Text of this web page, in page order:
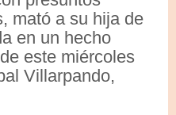
mató a su hija de
en un hecho
este miércoles
Villarpando,